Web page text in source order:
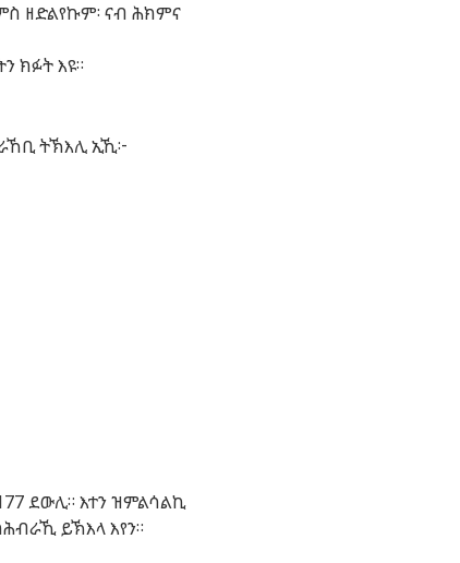
ዘድልየኩም፡ ናብ ሕክምና
ክፉት እዩ።
ትኽእሊ ኢኺ፦
ደውሊ። እተን ዝምልሳልኪ
ይኽእላ እየን።